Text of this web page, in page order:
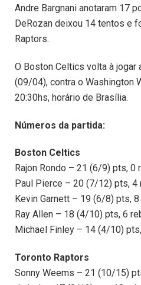
Andre Bargnani anotaram 17
DeRozan deixou 14 tentos e
Raptors.
O Boston Celtics volta à jogar
(09/04), contra o Washington
20:30hs, horário de Brasília.
Números da partida:
Boston Celtics
Rajon Rondo – 21 (6/9) pts, 0
Paul Pierce – 20 (7/12) pts, 4
Kevin Garnett – 19 (6/8) pts,
Ray Allen – 18 (4/10) pts, 6
Michael Finley – 14 (4/10)
Toronto Raptors
Sonny Weems – 21 (10/15)